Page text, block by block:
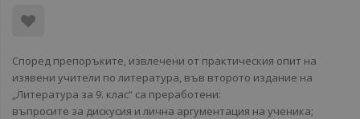
Според препоръките, извлечени от практическия опит на
изявени учители по литература, във второто издание на
„Литература за 9. клас“ са преработени:
въпросите за дискусия и лична аргументация на ученика;